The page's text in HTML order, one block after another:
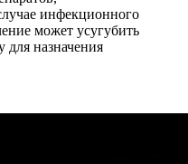
инфекционного
может усугубить
для назначения